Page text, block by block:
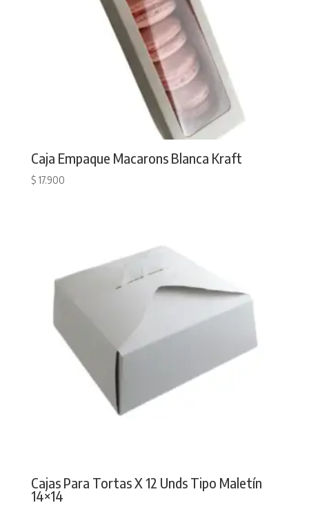
Caja Empaque Macarons Blanca Kraft
$17.900
Cajas Para Tortas X 12 Unds Tipo Maletín
14×14